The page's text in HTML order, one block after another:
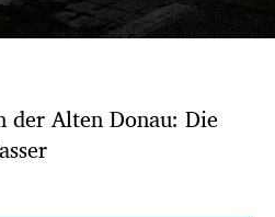
der Alten Donau: Die